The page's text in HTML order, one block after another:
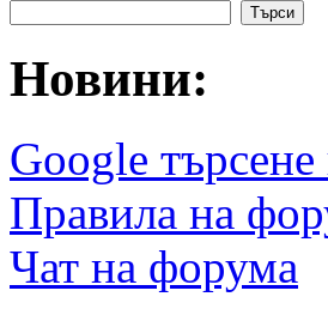
Новини:
Google
Правила на
Чат на форума